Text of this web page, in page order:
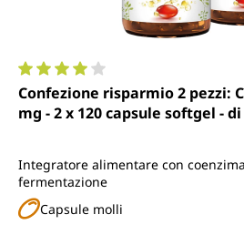
Valutazione media di 4.1 su 5
Confezione risparmio 2 pezzi:
mg - 2 x 120 capsule softgel -
Integratore alimentare con
fermentazione
Capsule molli